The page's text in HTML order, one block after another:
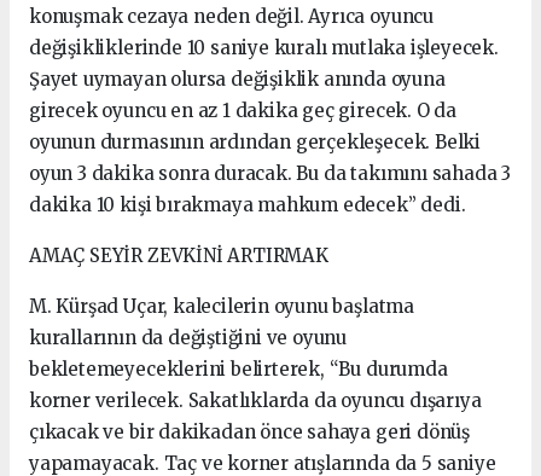
konuşmak cezaya neden değil. Ayrıca oyuncu
değişikliklerinde 10 saniye kuralı mutlaka işleyecek.
Şayet uymayan olursa değişiklik anında oyuna
girecek oyuncu en az 1 dakika geç girecek. O da
oyunun durmasının ardından gerçekleşecek. Belki
oyun 3 dakika sonra duracak. Bu da takımını sahada 3
dakika 10 kişi bırakmaya mahkum edecek” dedi.
AMAÇ SEYİR ZEVKİNİ ARTIRMAK
M. Kürşad Uçar, kalecilerin oyunu başlatma
kurallarının da değiştiğini ve oyunu
bekletemeyeceklerini belirterek, “Bu durumda
korner verilecek. Sakatlıklarda da oyuncu dışarıya
çıkacak ve bir dakikadan önce sahaya geri dönüş
yapamayacak. Taç ve korner atışlarında da 5 saniye